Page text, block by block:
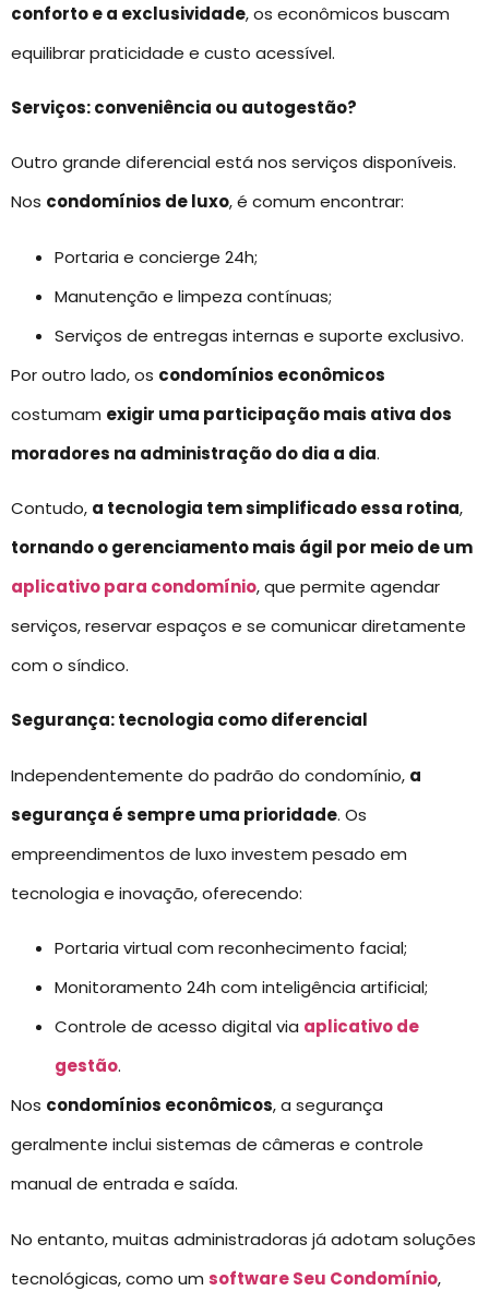
conforto e a exclusividade, os econômicos buscam
equilibrar praticidade e custo acessível.
Serviços: conveniência ou autogestão?
Outro grande diferencial está nos serviços disponíveis.
Nos condomínios de luxo, é comum encontrar:
Portaria e concierge 24h;
Manutenção e limpeza contínuas;
Serviços de entregas internas e suporte exclusivo.
Por outro lado, os condomínios econômicos
costumam exigir uma participação mais ativa dos
moradores na administração do dia a dia.
Contudo, a tecnologia tem simplificado essa rotina,
tornando o gerenciamento mais ágil por meio de um
aplicativo para condomínio, que permite agendar
serviços, reservar espaços e se comunicar diretamente
com o síndico.
Segurança: tecnologia como diferencial
Independentemente do padrão do condomínio, a
segurança é sempre uma prioridade. Os
empreendimentos de luxo investem pesado em
tecnologia e inovação, oferecendo:
Portaria virtual com reconhecimento facial;
Monitoramento 24h com inteligência artificial;
Controle de acesso digital via aplicativo de
gestão.
Nos condomínios econômicos, a segurança
geralmente inclui sistemas de câmeras e controle
manual de entrada e saída.
No entanto, muitas administradoras já adotam soluções
tecnológicas, como um software Seu Condomínio,